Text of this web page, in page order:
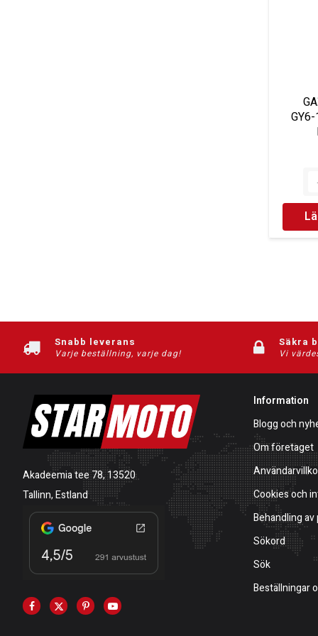
Snabb leverans
Varje beställning, varje dag!
Säkra
Vi
Akadeemia tee 78, 13520
Tallinn, Estland
Information
Blogg och
Om företaget
Cookies och
Behandling
Sökord
Sök
Beställningar